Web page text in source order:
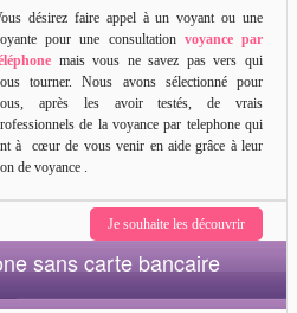
désirez faire appel à un voyant ou une
pour une consultation voyance par
mais vous ne savez pas vers qui
tourner. Nous avons sélectionné pour
après les avoir testés, de vrais
de la voyance par telephone qui
à cœur de vous venir en aide grâce à leur
de voyance .
Je souhaite les découvrir
sans carte bancaire